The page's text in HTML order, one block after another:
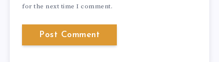
for the next time I comment.